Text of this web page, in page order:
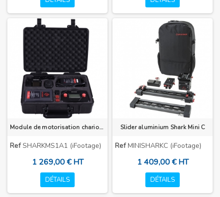
Module de motorisation chariot pour Slider Shark S1
RefSHARKMS1A1 (iFootage)
1 269,00 € HT
DÉTAILS
Slider aluminium Shark Mini C
RefMINISHARKC (iFootage)
1 409,00 € HT
DÉTAILS